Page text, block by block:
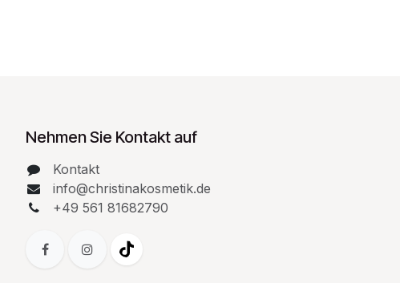
Nehmen Sie Kontakt auf
Kontakt
info@christinakosmetik.de
+49 561 81682790